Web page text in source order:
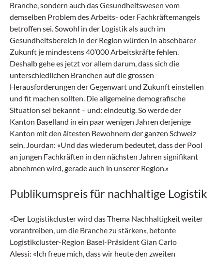
Branche, sondern auch das Gesundheitswesen vom
demselben Problem des Arbeits- oder Fachkräftemangels
betroffen sei. Sowohl in der Logistik als auch im
Gesundheitsbereich in der Region würden in absehbarer
Zukunft je mindestens 40’000 Arbeitskräfte fehlen.
Deshalb gehe es jetzt vor allem darum, dass sich die
unterschiedlichen Branchen auf die grossen
Herausforderungen der Gegenwart und Zukunft einstellen
und fit machen sollten. Die allgemeine demografische
Situation sei bekannt – und: eindeutig. So werde der
Kanton Baselland in ein paar wenigen Jahren derjenige
Kanton mit den ältesten Bewohnern der ganzen Schweiz
sein. Jourdan: «Und das wiederum bedeutet, dass der Pool
an jungen Fachkräften in den nächsten Jahren signifikant
abnehmen wird, gerade auch in unserer Region.»
Publikumspreis für nachhaltige Logistik
«Der Logistikcluster wird das Thema Nachhaltigkeit weiter
vorantreiben, um die Branche zu stärken», betonte
Logistikcluster-Region Basel-Präsident Gian Carlo
Alessi: «Ich freue mich, dass wir heute den zweiten